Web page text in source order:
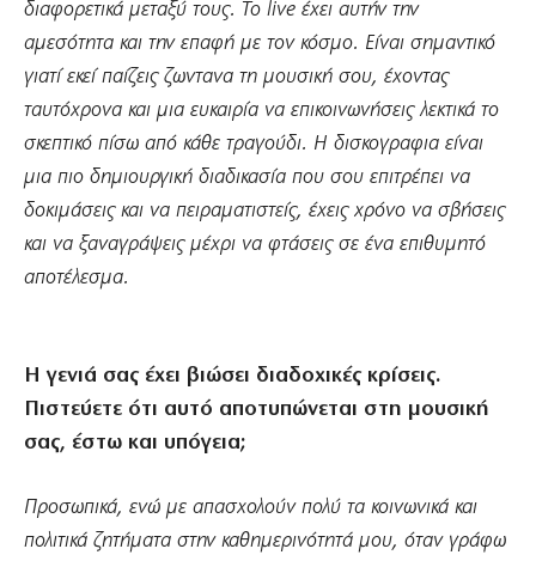
διαφορετικά μεταξύ τους. Το live έχει αυτήν την
αμεσότητα και την επαφή με τον κόσμο. Είναι σημαντικό
γιατί εκεί παίζεις ζωντανα τη μουσική σου, έχοντας
ταυτόχρονα και μια ευκαιρία να επικοινωνήσεις λεκτικά το
σκεπτικό πίσω από κάθε τραγούδι. Η δισκογραφια είναι
μια πιο δημιουργική διαδικασία που σου επιτρέπει να
δοκιμάσεις και να πειραματιστείς, έχεις χρόνο να σβήσεις
και να ξαναγράψεις μέχρι να φτάσεις σε ένα επιθυμητό
αποτέλεσμα.
Η γενιά σας έχει βιώσει διαδοχικές κρίσεις.
Πιστεύετε ότι αυτό αποτυπώνεται στη μουσική
σας, έστω και υπόγεια;
Προσωπικά, ενώ με απασχολούν πολύ τα κοινωνικά και
πολιτικά ζητήματα στην καθημερινότητά μου, όταν γράφω